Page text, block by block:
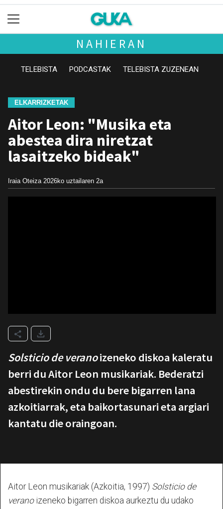
NAHIERAN
TELEBISTA PODCASTAK TELEBISTA ZUZENEAN
ELKARRIZKETAK
Aitor Leon: "Musika eta
abestea dira niretzat
lasaitzeko bideak"
Iraia Oteiza 2026ko uztailaren 2a
Solsticio de veranoizeneko diskoa kaleratu
berri du Aitor Leon musikariak. Bederatzi
abestirekin ondu du bere bigarren lana
azkoitiarrak, eta baikortasunari eta argiari
kantatu die oraingoan.
Aitor Leon musikariak (Azkoitia, 1997) Solsticio de
verano izeneko bigarren diskoa aurkeztu du udako